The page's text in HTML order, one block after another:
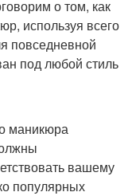
о том, как
используя всего
повседневной
под любой стиль
маникюра
вашему
популярных